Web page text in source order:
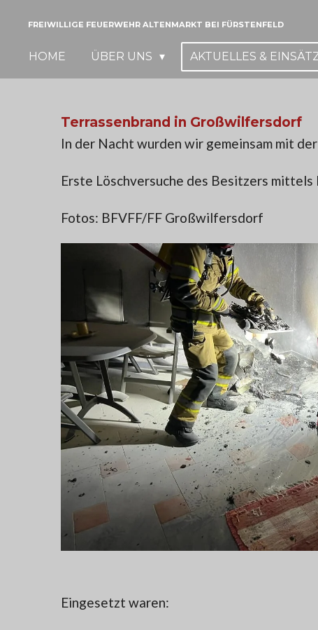
FREIWILLIGE FEUERWEHR ALTENMARKT BEI FÜRSTENFELD
HOME ÜBER UNS AKTUELLES &
Terrassenbrand in Großwilfersdorf
In der Nacht wurden wir gemeinsam mit
Erste Löschversuche des Besitzers
Fotos: BFVFF/FF Großwilfersdorf
Eingesetzt waren: